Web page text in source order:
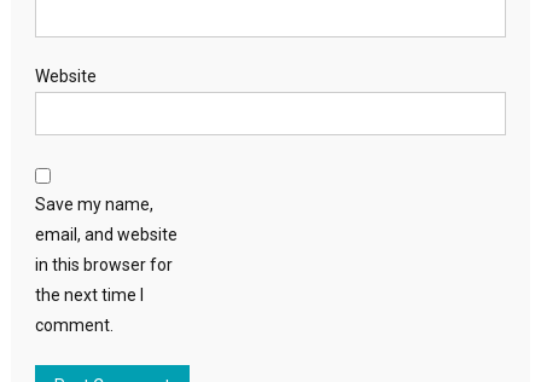
Website
Save my name,
email, and website
in this browser for
the next time I
comment.